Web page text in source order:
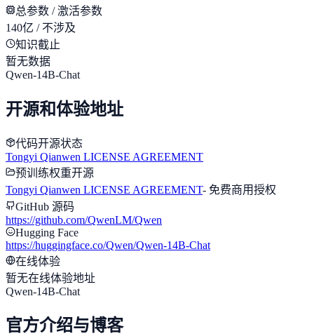
总参数 / 激活参数
140亿 / 不涉及
知识截止
暂无数据
Qwen-14B-Chat
开源和体验地址
代码开源状态
Tongyi Qianwen LICENSE AGREEMENT
预训练权重开源
Tongyi Qianwen LICENSE AGREEMENT- 免费商用授权
GitHub 源码
https://github.com/QwenLM/Qwen
Hugging Face
https://huggingface.co/Qwen/Qwen-14B-Chat
在线体验
暂无在线体验地址
Qwen-14B-Chat
官方介绍与博客